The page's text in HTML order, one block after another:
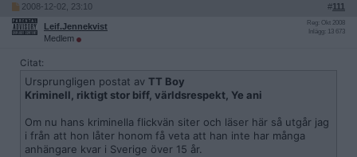
2008-12-02, 23:10 #111
Leif.Jennekvist
Medlem
Reg: Okt 2008
Inlägg: 13 673
Citat:
Ursprungligen postat av TT Boy
Kriminell, riktigt stor biff, världsrespekt, Ye ani
Om nu hans kriminella flickvän siter och läser här så utgår jag
i från att hon låter honom få veta att han inte har många
anhängare kvar i Sverige över 15 år.